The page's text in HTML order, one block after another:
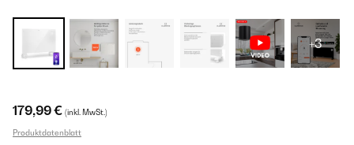
+3
179,99 € (inkl. MwSt.)
Produktdatenblatt